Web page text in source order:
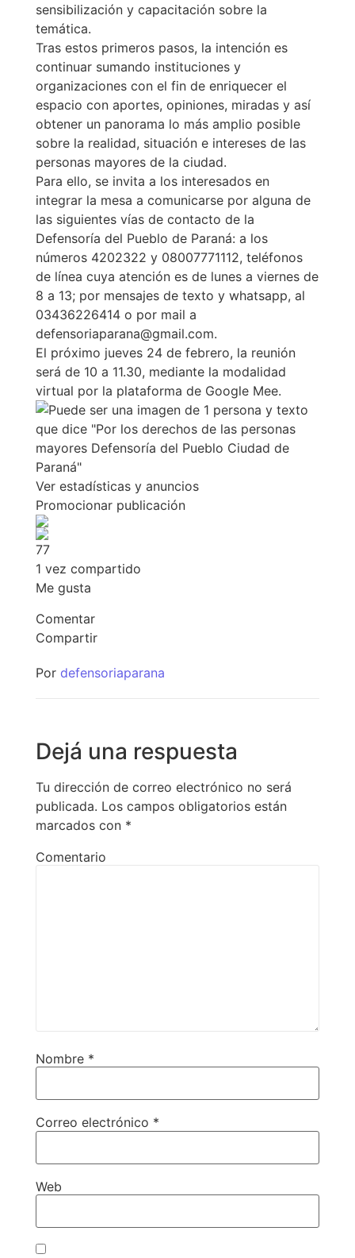
sensibilización y capacitación sobre la
temática.
Tras estos primeros pasos, la intención es
continuar sumando instituciones y
organizaciones con el fin de enriquecer el
espacio con aportes, opiniones, miradas y así
obtener un panorama lo más amplio posible
sobre la realidad, situación e intereses de las
personas mayores de la ciudad.
Para ello, se invita a los interesados en
integrar la mesa a comunicarse por alguna de
las siguientes vías de contacto de la
Defensoría del Pueblo de Paraná: a los
números 4202322 y 08007771112, teléfonos
de línea cuya atención es de lunes a viernes de
8 a 13; por mensajes de texto y whatsapp, al
03436226414 o por mail a
defensoriaparana@gmail.com.
El próximo jueves 24 de febrero, la reunión
será de 10 a 11.30, mediante la modalidad
virtual por la plataforma de Google Mee.
Ver estadísticas y anuncios
Promocionar publicación
77
1 vez compartido
Me gusta
Comentar
Compartir
Por defensoriaparana
Dejá una respuesta
Tu dirección de correo electrónico no será
publicada. Los campos obligatorios están
marcados con *
Comentario
Nombre *
Correo electrónico *
Web